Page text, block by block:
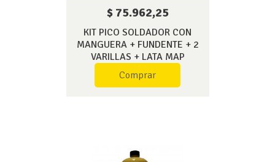
$ 75.962,25
KIT PICO SOLDADOR CON
MANGUERA + FUNDENTE + 2
VARILLAS + LATA MAP
Comprar